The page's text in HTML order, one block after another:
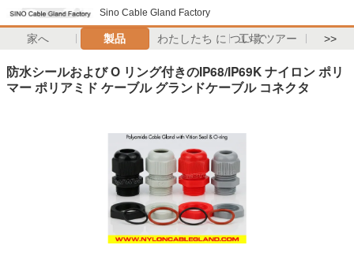
Sino Cable Gland Factory
家へ 製品 わたしたち に つい て工場 ツアー >>
防水シールおよび O リング付きのIP68/IP69K ナイロン ポリ
マー ポリアミド ケーブル グランドケーブル コネクタ